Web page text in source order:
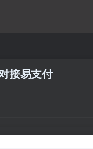
接易支付